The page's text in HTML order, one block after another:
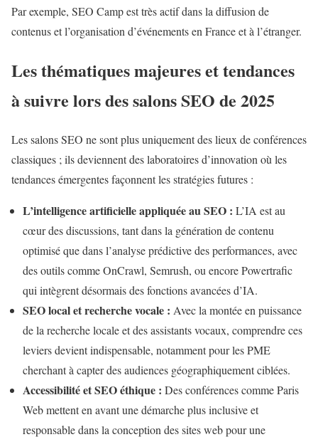
Par exemple, SEO Camp est très actif dans la diffusion de
contenus et l’organisation d’événements en France et à l’étranger.
Les thématiques majeures et tendances
à suivre lors des salons SEO de 2025
Les salons SEO ne sont plus uniquement des lieux de conférences
classiques ; ils deviennent des laboratoires d’innovation où les
tendances émergentes façonnent les stratégies futures :
L’intelligence artificielle appliquée au SEO : L’IA est au
cœur des discussions, tant dans la génération de contenu
optimisé que dans l’analyse prédictive des performances, avec
des outils comme OnCrawl, Semrush, ou encore Powertrafic
qui intègrent désormais des fonctions avancées d’IA.
SEO local et recherche vocale : Avec la montée en puissance
de la recherche locale et des assistants vocaux, comprendre ces
leviers devient indispensable, notamment pour les PME
cherchant à capter des audiences géographiquement ciblées.
Accessibilité et SEO éthique : Des conférences comme Paris
Web mettent en avant une démarche plus inclusive et
responsable dans la conception des sites web pour une